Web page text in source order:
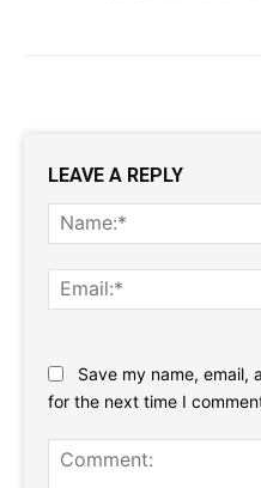
LEAVE A REPLY
Save my name, email,
for the next time I